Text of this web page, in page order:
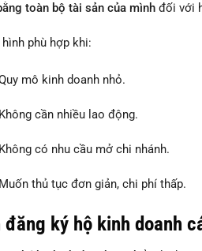
toàn bộ tài sản của mình đối với
phù hợp khi:
mô kinh doanh nhỏ.
Không cần nhiều lao động.
Không có nhu cầu mở chi nhánh.
Muốn thủ tục đơn giản, chi phí thấp.
ký hộ kinh doanh